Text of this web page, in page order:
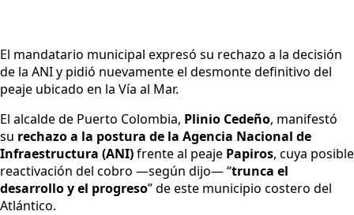
El mandatario municipal expresó su rechazo a la decisión
de la ANI y pidió nuevamente el desmonte definitivo del
peaje ubicado en la Vía al Mar.
El alcalde de Puerto Colombia, Plinio Cedeño, manifestó
su rechazo a la postura de la Agencia Nacional de
Infraestructura (ANI)frente al peaje Papiros, cuya posible
reactivación del cobro —según dijo— “trunca el
desarrollo y el progreso” de este municipio costero del
Atlántico.